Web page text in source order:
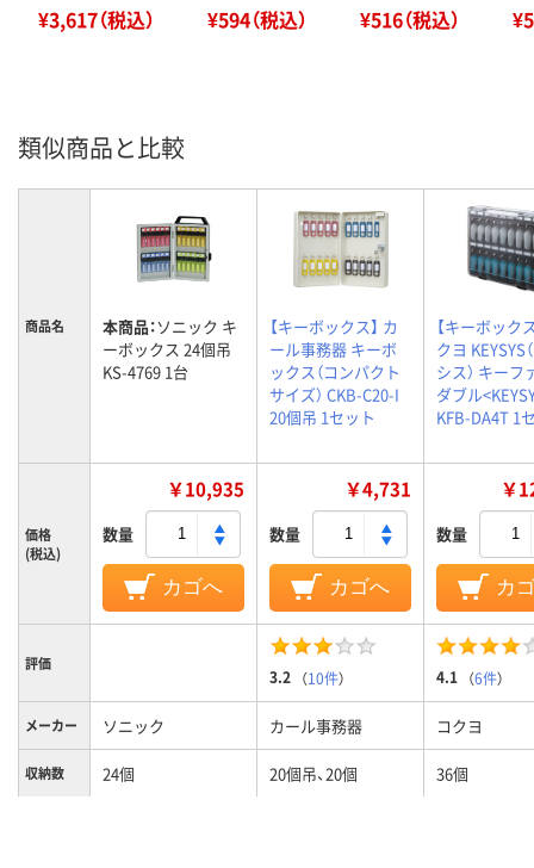
¥3,617（税込） ¥594（税込） ¥516（税込）
類似商品と比較
商品名 本商品：ソニック キ
ーボックス 24個吊
KS-4769 1台
【キーボックス】 カ
ール事務器 キーボ
ックス（コンパクト
サイズ） CKB-C20-I
20個吊 1セット
【キーボック
クヨ KEYSYS
シス） キーフ
ダブル
KFB-DA4T 1
価格
(税込)
￥10,935
数量
カゴへ
￥4,731
数量
カゴへ
￥
数量
カ
評価
3.2 （10件） 4.1 （6件）
メーカー ソニック カール事務器 コクヨ
収納数 24個 20個吊、20個 36個